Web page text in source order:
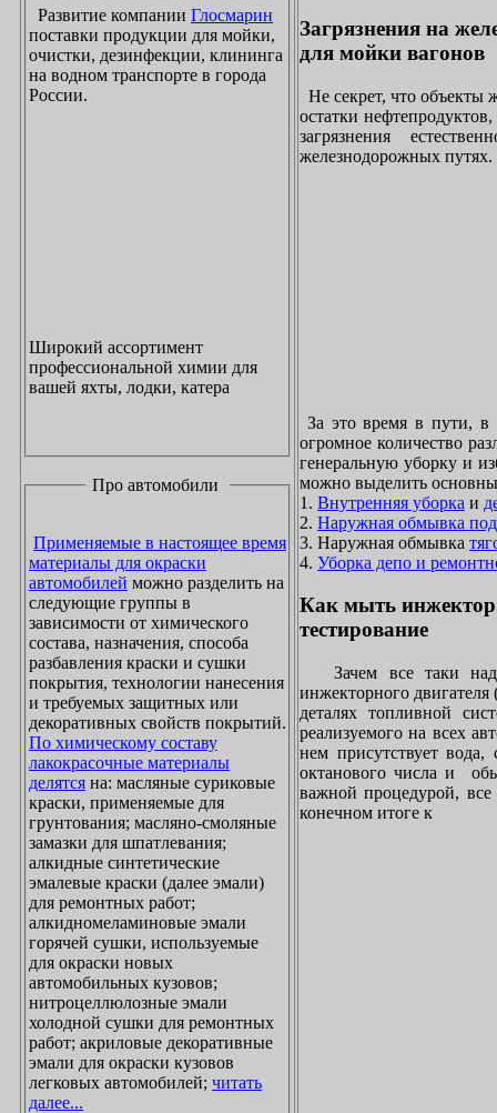
Развитие компании Глосмарин
поставки продукции для мойки,
очистки, дезинфекции, клининга
на водном транспорте в города
России.
Широкий ассортимент
профессиональной химии для
вашей яхты, лодки, катера
Про автомобили
Применяемые в настоящее время
материалы для окраски
автомобилей можно разделить на
следующие группы в
зависимости от химического
состава, назначения, способа
разбавления краски и сушки
покрытия, технологии нанесения
и требуемых защитных или
декоративных свойств покрытий.
По химическому составу
лакокрасочные материалы
делятся на: масляные суриковые
краски, применяемые для
грунтования; масляно-смоляные
замазки для шпатлевания;
алкидные синтетические
эмалевые краски (далее эмали)
для ремонтных работ;
алкидномеламиновые эмали
горячей сушки, используемые
для окраски новых
автомобильных кузовов;
нитроцеллюлозные эмали
холодной сушки для ремонтных
работ; акриловые декоративные
эмали для окраски кузовов
легковых автомобилей; читать
далее...
Загрязнения на
для мойки вагонов
Не секрет, что объекты
остатки нефтепродуктов,
загрязнения
железнодорожных путях.
За это время в пути,
огромное количество
генеральную уборку и
можно выделить
1. Внутренняя уборка и
2. Наружная обмывка
3. Наружная обмывка
4. Уборка депо и
Как мыть
тестирование
Зачем все таки
инжекторного
деталях топливной
реализуемого на всех
нем присутствует
октанового числа и
важной процедурой, все
конечном итоге к